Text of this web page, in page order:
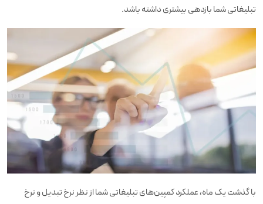
تبلیغاتی شما بازدهی بیشتری داشته باشد.
با گذشت یک ماه، عملکرد کمپین‌های تبلیغاتی شما از نظر نرخ تبدیل و نرخ